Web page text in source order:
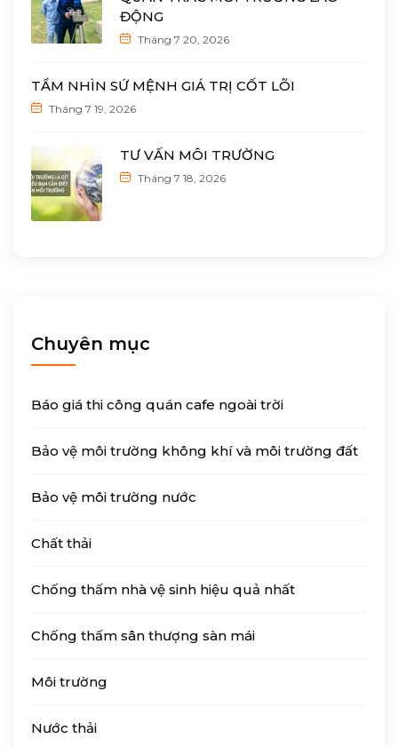
ĐỘNG
Tháng 7 20, 2026
TẦM NHÌN SỨ MỆNH GIÁ TRỊ CỐT LÕI
Tháng 7 19, 2026
TƯ VẤN MÔI TRƯỜNG
Tháng 7 18, 2026
Chuyên mục
Báo giá thi công quán cafe ngoài trời
Bảo vệ môi trường không khí và môi trường đất
Bảo vệ môi trường nước
Chất thải
Chống thấm nhà vệ sinh hiệu quả nhất
Chống thấm sân thượng sàn mái
Môi trường
Nước thải